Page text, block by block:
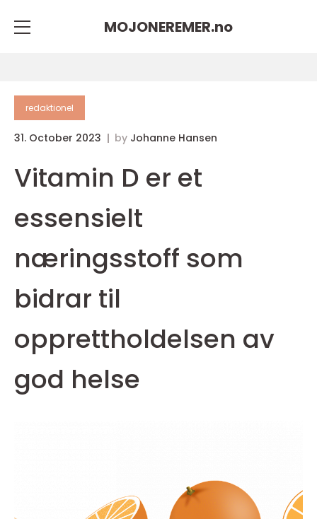
MOJONEREMER.no
redaktionel
31. October 2023 by Johanne Hansen
Vitamin D er et
essensielt
næringsstoff som
bidrar til
opprettholdelsen av
god helse